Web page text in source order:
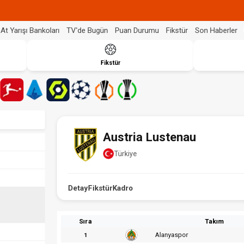
At Yarışı Bankoları TV'de Bugün Puan Durumu Fikstür Son Haberler
Fikstür
Austria Lustenau
Türkiye
DetayFikstürKadro
Sıra Takım
1 Alanyaspor